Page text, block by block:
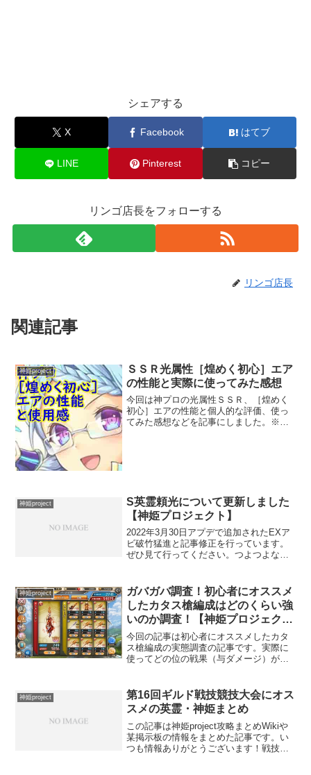
シェアする
X Facebook はてブ
LINE Pinterest コピー
リンゴ店長をフォローする
リンゴ店長
関連記事
神姫project
ＳＳＲ光属性［煌めく初心］エア
の性能と実際に使ってみた感想
今回は神プロの光属性ＳＳＲ、［煌めく
初心］エアの性能と個人的な評価、使っ
てみた感想などを記事にしました。※こ
神姫project
S英霊頼光について更新しました
【神姫プロジェクト】
2022年3月30日アプデで追加されたEXア
ビ破竹猛進と記事修正を行っています。
ぜひ見て行ってください。つよつよな性
ロジェクト】
神姫project
ガバガバ調査！初心者にオススメ
したカタス槍編成はどのくらい強
いのか調査！【神姫プロジェク
ト】
今回の記事は初心者にオススメしたカタ
ス槍編成の実態調査の記事です。実際に
使ってどの位の戦果（与ダメージ）が出
いてはこちらをどうぞ！【神姫プロジェ
クト】ＳＳＲのカタス武器...
神姫project
第16回ギルド戦技競技大会にオス
スメの英霊・神姫まとめ
この記事は神姫project攻略まとめWikiや
某掲示板の情報をまとめた記事です。い
つも情報ありがとうございます！戦技競